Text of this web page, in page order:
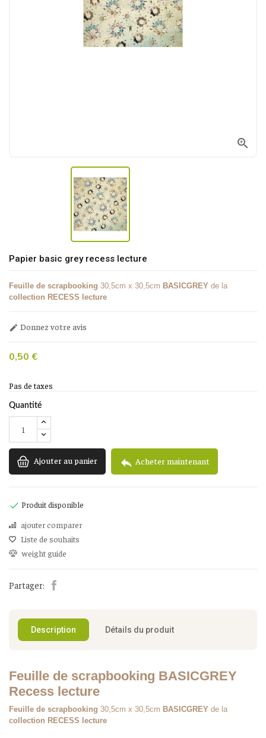

Papier basic grey recess lecture
Feuille de scrapbooking 30,5cm x 30,5cm BASICGREY de la
collection RECESS lecture
 Donnez votre avis
0,50 €
Pas de taxes
Quantité
Ajouter au panier  Acheter maintenant
 Produit disponible
ajouter comparer
Liste de souhaits
weight guide
Partager:
Description Détails du produit
Feuille de scrapbooking BASICGREY
Recess lecture
Feuille de scrapbooking 30,5cm x 30,5cm BASICGREY de la
collection RECESS lecture